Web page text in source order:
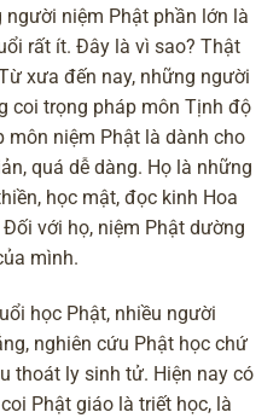
niệm Phật phần lớn là
rất ít. Đây là vì sao? Thật
xưa đến nay, những người
coi trọng pháp môn Tịnh độ
môn niệm Phật là dành cho
quá dễ dàng. Họ là những
học mật, đọc kinh Hoa
với họ, niệm Phật dường
mình.
học Phật, nhiều người
nghiên cứu Phật học chứ
thoát ly sinh tử. Hiện nay có
Phật giáo là triết học, là